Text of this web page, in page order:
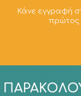
Κάνε εγγραφή
πρώτος